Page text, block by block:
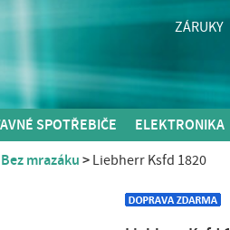
ZÁRUKY
SPOTŘEBIČE ELEKTRONIKA
Bez mrazáku Liebherr Ksfd 1820